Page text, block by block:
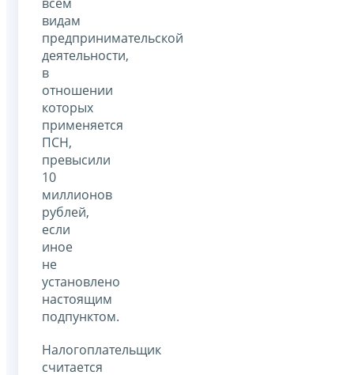
видам
предпринимательской
деятельности,
в
отношении
которых
применяется
ПСН,
превысили
10
миллионов
рублей,
если
иное
не
установлено
настоящим
подпунктом.
Налогоплательщик
считается